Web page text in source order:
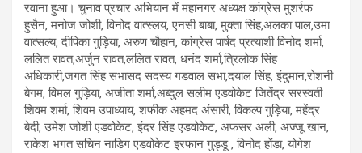
रवाना हुआ। चुनाव प्रचार अभियान में महानगर अध्यक्ष कांग्रेस मुशर्रफ
हुसैन, मनोज जोशी, विनोद वात्स्लय, एनसी बाबा, मुक्ता सिंह,अलका पाल,उमा
वात्सल्य, दीपिका गुड़िया, अरुण चौहान, कांग्रेस पार्षद प्रत्याशी विनोद शर्मा,
ललित रावत,अर्जुन रावत,ललित रावत, धनंद शर्मा,त्रिलोक सिंह
अधिकारी,जगत सिंह सभासद सदस्य गडवाल सभा,दयाल सिंह, इंदुमान,रोशनी
बेगम, विमल गुड़िया, अजीता शर्मा,अब्दुल सलीम एडवोकेट जितेंद्र सरस्वती
शिवम शर्मा, शिवम उपाध्याय, शफीक अहमद अंसारी, विकल्प गुड़िया, महेंद्र
बेदी, उमेश जोशी एडवोकेट, इंदर सिंह एडवोकेट, अफसर अली, अज्जू खान,
राकेश भगत सचिन नाडिग एडवोकेट इरफान गुड्डू , विनोद होंडा, योगेश